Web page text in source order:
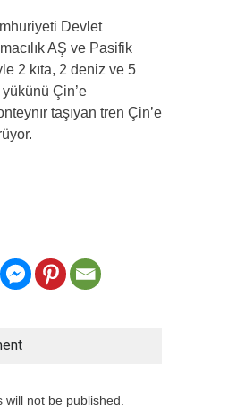
Devlet
AŞ ve Pasifik
2 kıta, 2 deniz ve 5
Çin’e
taşıyan tren Çin’e
will not be published.